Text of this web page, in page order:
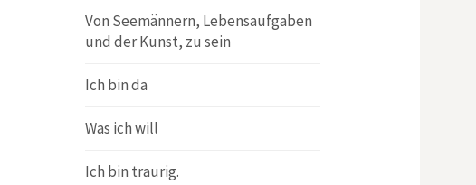
Von Seemännern, Lebensaufgaben
und der Kunst, zu sein
Ich bin da
Was ich will
Ich bin traurig.